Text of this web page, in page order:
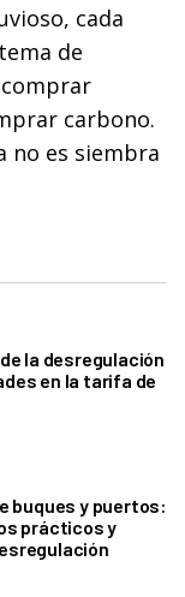
cada
de
carbono.
no es siembra
la desregulación
en la tarifa de
buques y puertos:
prácticos y